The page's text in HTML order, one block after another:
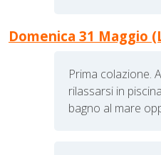
Domenica 31 Maggio
Prima colazione.
rilassarsi in
bagno al mare